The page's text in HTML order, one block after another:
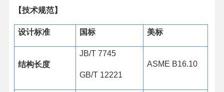
【技术规范】
设计标准
国标 美标
结构长度
JB/T 7745
GB/T 12221
ASME B16.10